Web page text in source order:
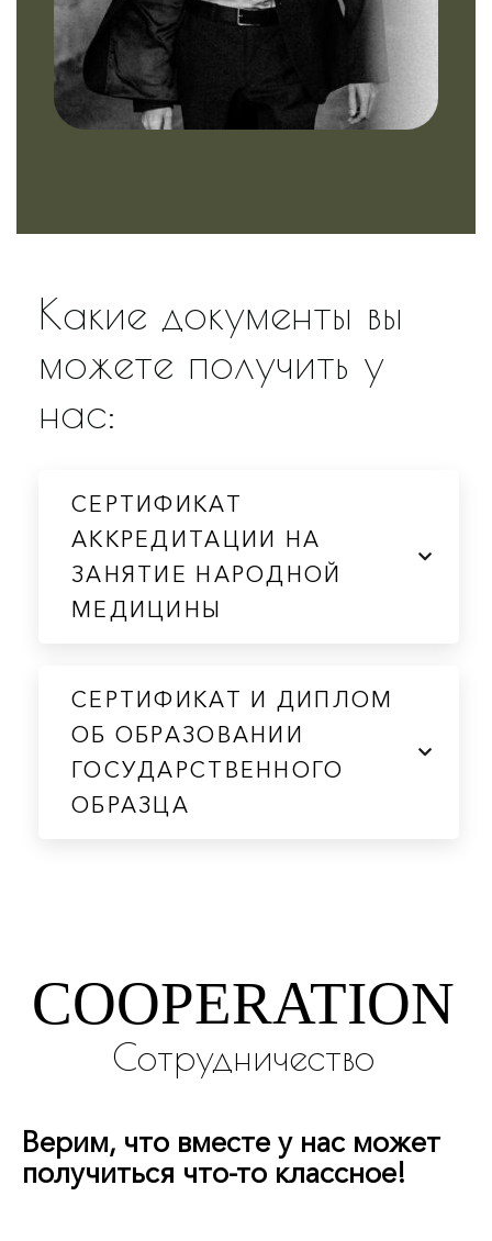
Какие документы вы
можете получить у
нас:
СЕРТИФИКАТ
АККРЕДИТАЦИИ НА
ЗАНЯТИЕ НАРОДНОЙ
МЕДИЦИНЫ
СЕРТИФИКАТ И ДИПЛОМ
ОБ ОБРАЗОВАНИИ
ГОСУДАРСТВЕННОГО
ОБРАЗЦА
COOPERATION
Сотрудничество
Верим, что вместе у нас может
получиться что-то классное!